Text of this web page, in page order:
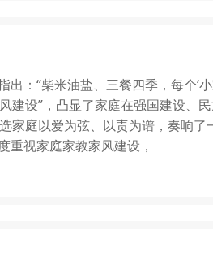
：“柴米油盐、三餐四季，每个‘小
建设”，凸显了家庭在强国建设、
庭以爱为弦、以责为谱，奏响了
重视家庭家教家风建设，